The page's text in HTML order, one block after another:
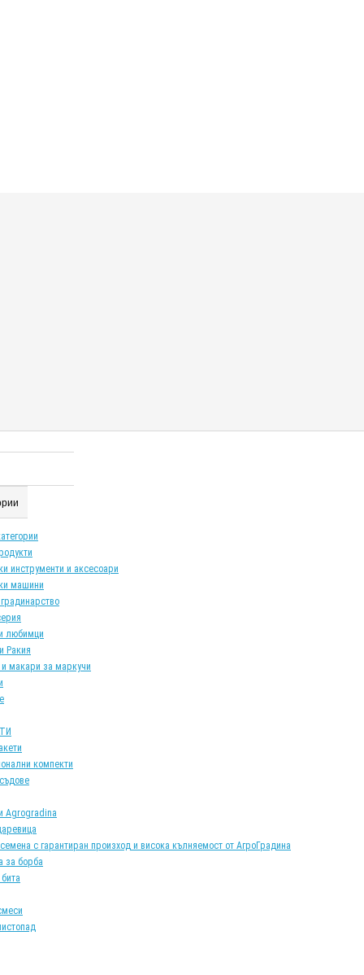
инструменти и аксесоари
машини
любимци
Ракия
и макари за маркучи
компекти
Agrogradina
с гарантиран произход и висока кълняемост от АгроГрадина
за борба